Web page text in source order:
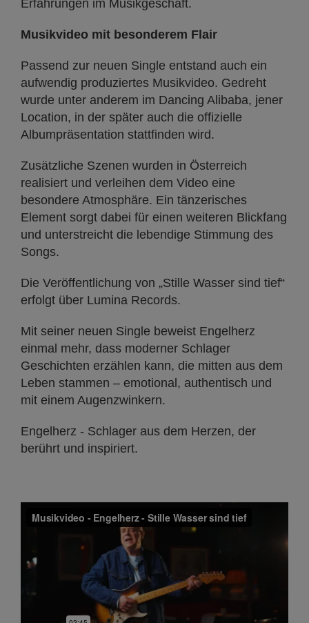
Erfahrungen im Musikgeschäft.
Musikvideo mit besonderem Flair
Passend zur neuen Single entstand auch ein
aufwendig produziertes Musikvideo. Gedreht
wurde unter anderem im Dancing Alibaba, jener
Location, in der später auch die offizielle
Albumpräsentation stattfinden wird.
Zusätzliche Szenen wurden in Österreich
realisiert und verleihen dem Video eine
besondere Atmosphäre. Ein tänzerisches
Element sorgt dabei für einen weiteren Blickfang
und unterstreicht die lebendige Stimmung des
Songs.
Die Veröffentlichung von „Stille Wasser sind tief“
erfolgt über Lumina Records.
Mit seiner neuen Single beweist Engelherz
einmal mehr, dass moderner Schlager
Geschichten erzählen kann, die mitten aus dem
Leben stammen – emotional, authentisch und
mit einem Augenzwinkern.
Engelherz - Schlager aus dem Herzen, der
berührt und inspiriert.